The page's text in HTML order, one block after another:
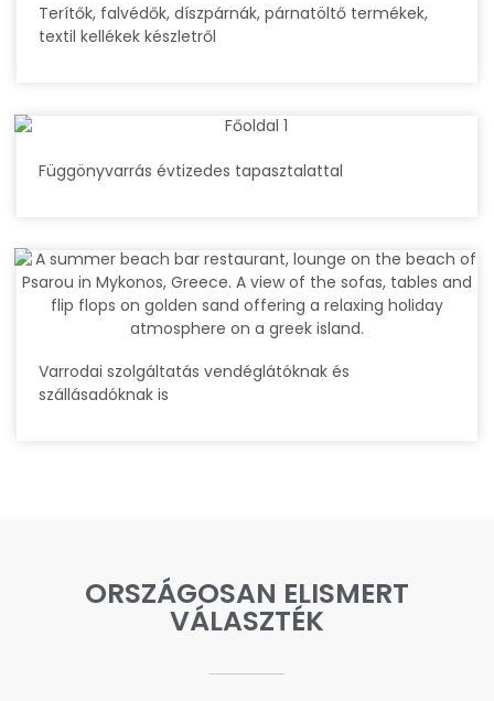
Terítők, falvédők, díszpárnák, párnatöltő termékek,
textil kellékek készletről
Függönyvarrás évtizedes tapasztalattal
Varrodai szolgáltatás vendéglátóknak és
szállásadóknak is
ORSZÁGOSAN ELISMERT
VÁLASZTÉK